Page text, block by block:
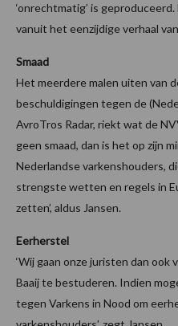
‘onrechtmatig’ is
vanuit het eenzijdige verhaal
Smaad
Het meerdere malen uiten van
beschuldigingen tegen de
AvroTros Radar, riekt wat de
geen smaad, dan is het op zijn
Nederlandse varkenshouders,
strengste wetten en regels in
zetten’, aldus Jansen.
Eerherstel
‘Wij gaan onze juristen dan ook
Baaij te bestuderen. Indien
tegen Varkens in Nood om